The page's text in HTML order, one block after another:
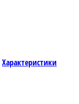
Характеристики